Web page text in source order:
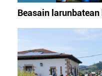
Beasain